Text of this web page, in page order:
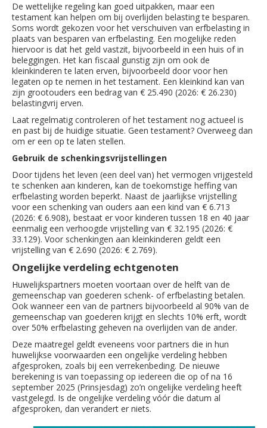
De wettelijke regeling kan goed uitpakken, maar een
testament kan helpen om bij overlijden belasting te besparen.
Soms wordt gekozen voor het verschuiven van erfbelasting in
plaats van besparen van erfbelasting. Een mogelijke reden
hiervoor is dat het geld vastzit, bijvoorbeeld in een huis of in
beleggingen. Het kan fiscaal gunstig zijn om ook de
kleinkinderen te laten erven, bijvoorbeeld door voor hen
legaten op te nemen in het testament. Een kleinkind kan van
zijn grootouders een bedrag van € 25.490 (2026: € 26.230)
belastingvrij erven.
Laat regelmatig controleren of het testament nog actueel is
en past bij de huidige situatie. Geen testament? Overweeg dan
om er een op te laten stellen.
Gebruik de schenkingsvrijstellingen
Door tijdens het leven (een deel van) het vermogen vrijgesteld
te schenken aan kinderen, kan de toekomstige heffing van
erfbelasting worden beperkt. Naast de jaarlijkse vrijstelling
voor een schenking van ouders aan een kind van € 6.713
(2026: € 6.908), bestaat er voor kinderen tussen 18 en 40 jaar
eenmalig een verhoogde vrijstelling van € 32.195 (2026: €
33.129). Voor schenkingen aan kleinkinderen geldt een
vrijstelling van € 2.690 (2026: € 2.769).
Ongelijke verdeling echtgenoten
Huwelijkspartners moeten voortaan over de helft van de
gemeenschap van goederen schenk- of erfbelasting betalen.
Ook wanneer een van de partners bijvoorbeeld al 90% van de
gemeenschap van goederen krijgt en slechts 10% erft, wordt
over 50% erfbelasting geheven na overlijden van de ander.
Deze maatregel geldt eveneens voor partners die in hun
huwelijkse voorwaarden een ongelijke verdeling hebben
afgesproken, zoals bij een verrekenbeding. De nieuwe
berekening is van toepassing op iedereen die op of na 16
september 2025 (Prinsjesdag) zo’n ongelijke verdeling heeft
vastgelegd. Is de ongelijke verdeling vóór die datum al
afgesproken, dan verandert er niets.